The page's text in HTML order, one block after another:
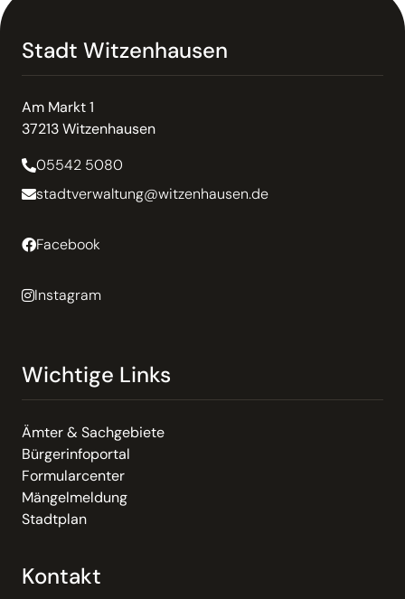
Stadt Witzenhausen
Am Markt 1
37213 Witzenhausen
05542 5080
stadtverwaltung@witzenhausen.de
Facebook
Instagram
Wichtige Links
Ämter & Sachgebiete
Bürgerinfoportal
Formularcenter
Mängelmeldung
Stadtplan
Kontakt